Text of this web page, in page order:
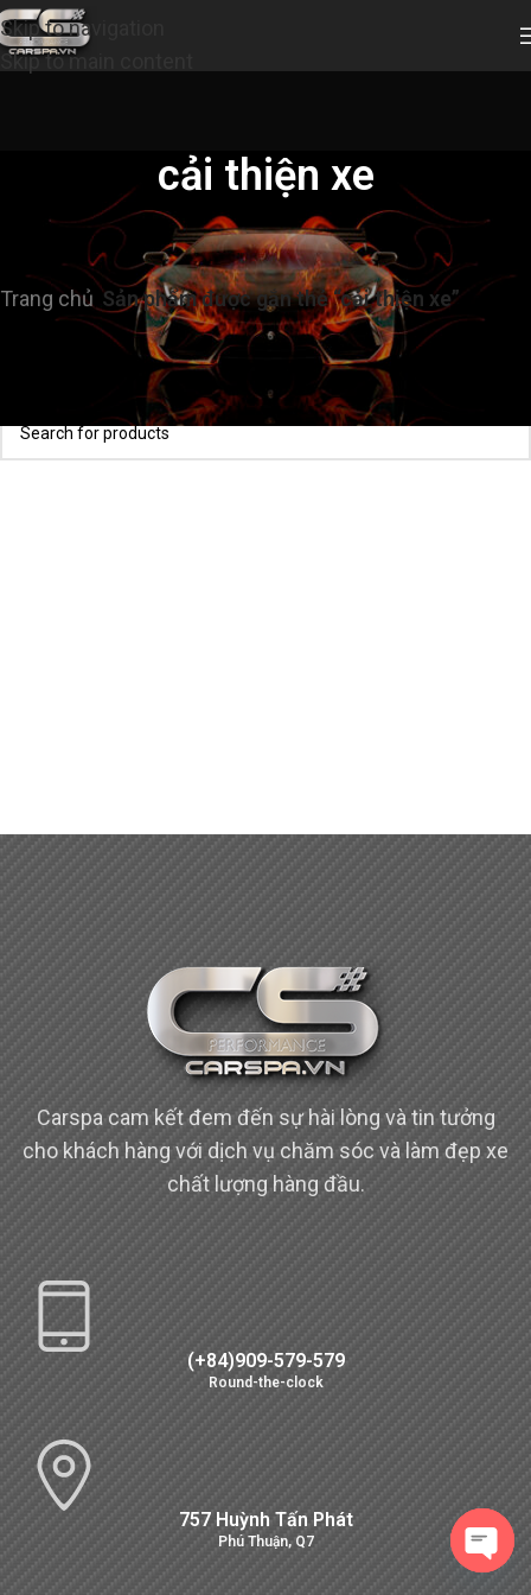
Skip to navigation
Skip to main content
cải thiện xe
Trang chủ Sản phẩm được gắn thẻ “cải thiện xe”
Không tìm thấy sản phẩm nào khớp với lựa chọn của
Carspa cam kết đem đến sự hài lòng và tin tưởng
cho khách hàng với dịch vụ chăm sóc và làm đẹp xe
chất lượng hàng đầu.
(+84)909-579-579
Round-the-clock
757 Huỳnh Tấn Phát
Phú Thuận, Q7